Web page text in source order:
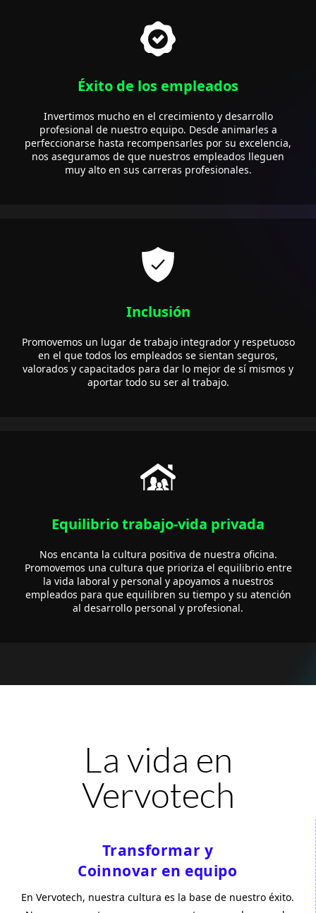
Éxito de los empleados
Invertimos mucho en el crecimiento y desarrollo
profesional de nuestro equipo. Desde animarles a
perfeccionarse hasta recompensarles por su excelencia,
nos aseguramos de que nuestros empleados lleguen
muy alto en sus carreras profesionales.
Inclusión
Promovemos un lugar de trabajo integrador y respetuoso
en el que todos los empleados se sientan seguros,
valorados y capacitados para dar lo mejor de sí mismos y
aportar todo su ser al trabajo.
Equilibrio trabajo-vida privada
Nos encanta la cultura positiva de nuestra oficina.
Promovemos una cultura que prioriza el equilibrio entre
la vida laboral y personal y apoyamos a nuestros
empleados para que equilibren su tiempo y su atención
al desarrollo personal y profesional.
La vida en
Vervotech
Transformar y
Coinnovar en equipo
En Vervotech, nuestra cultura es la base de nuestro éxito.